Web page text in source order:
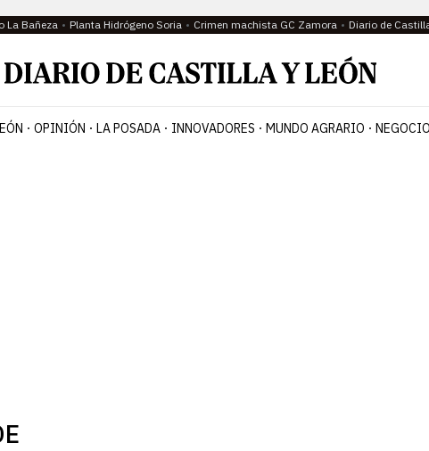
La Bañeza Planta Hidrógeno Soria Crimen machista GC Zamora Diario de
OPINIÓN LA POSADA INNOVADORES MUNDO AGRARIO